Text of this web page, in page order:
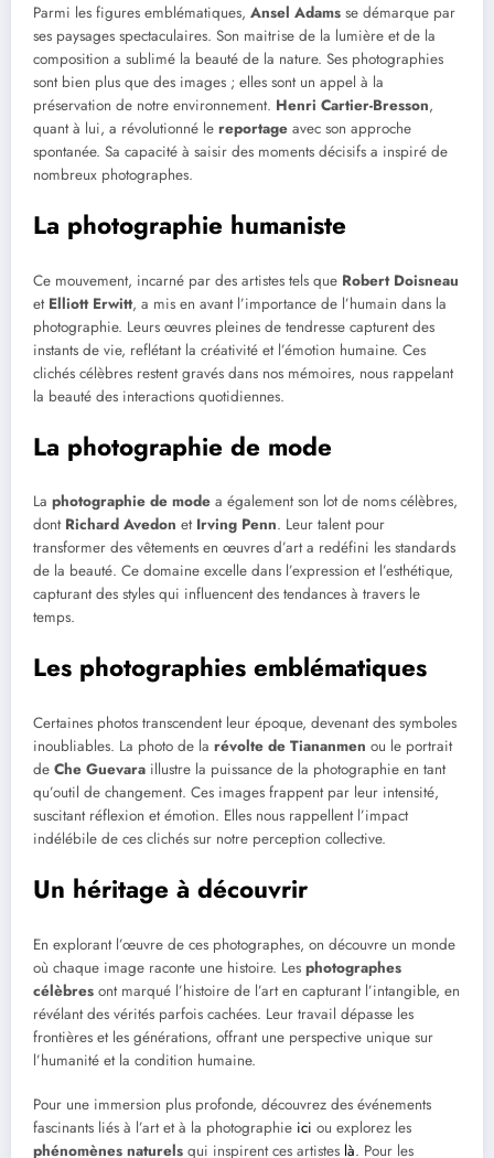
Parmi les figures emblématiques, Ansel Adams se démarque par
ses paysages spectaculaires. Son maitrise de la lumière et de la
composition a sublimé la beauté de la nature. Ses photographies
sont bien plus que des images ; elles sont un appel à la
préservation de notre environnement. Henri Cartier-Bresson,
quant à lui, a révolutionné le reportage avec son approche
spontanée. Sa capacité à saisir des moments décisifs a inspiré de
nombreux photographes.
La photographie humaniste
Ce mouvement, incarné par des artistes tels que Robert Doisneau
et Elliott Erwitt, a mis en avant l’importance de l’humain dans la
photographie. Leurs œuvres pleines de tendresse capturent des
instants de vie, reflétant la créativité et l’émotion humaine. Ces
clichés célèbres restent gravés dans nos mémoires, nous rappelant
la beauté des interactions quotidiennes.
La photographie de mode
La photographie de mode a également son lot de noms célèbres,
dont Richard Avedon et Irving Penn. Leur talent pour
transformer des vêtements en œuvres d’art a redéfini les standards
de la beauté. Ce domaine excelle dans l’expression et l’esthétique,
capturant des styles qui influencent des tendances à travers le
temps.
Les photographies emblématiques
Certaines photos transcendent leur époque, devenant des symboles
inoubliables. La photo de la révolte de Tiananmen ou le portrait
de Che Guevara illustre la puissance de la photographie en tant
qu’outil de changement. Ces images frappent par leur intensité,
suscitant réflexion et émotion. Elles nous rappellent l’impact
indélébile de ces clichés sur notre perception collective.
Un héritage à découvrir
En explorant l’œuvre de ces photographes, on découvre un monde
où chaque image raconte une histoire. Les photographes
célèbres ont marqué l’histoire de l’art en capturant l’intangible, en
révélant des vérités parfois cachées. Leur travail dépasse les
frontières et les générations, offrant une perspective unique sur
l’humanité et la condition humaine.
Pour une immersion plus profonde, découvrez des événements
fascinants liés à l’art et à la photographie ici ou explorez les
phénomènes naturels qui inspirent ces artistes là. Pour les